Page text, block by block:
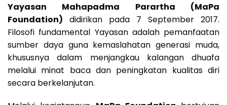
Yayasan Mahapadma Parartha (MaPa
Foundation) didirikan pada 7 September 2017.
Filosofi fundamental Yayasan adalah pemanfaatan
sumber daya guna kemaslahatan generasi muda,
khususnya dalam menjangkau kalangan dhuafa
melalui minat baca dan peningkatan kualitas diri
secara berkelanjutan.